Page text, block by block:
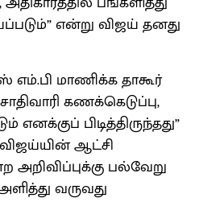
என்று விஜய் தனது
எம்.பி மாணிக்க தாகூர்
கணக்கெடுப்பு,
பிடித்திருந்தது”
விஜய்யின் ஆட்சி
அறிவிப்புக்கு பல்வேறு
வருவது